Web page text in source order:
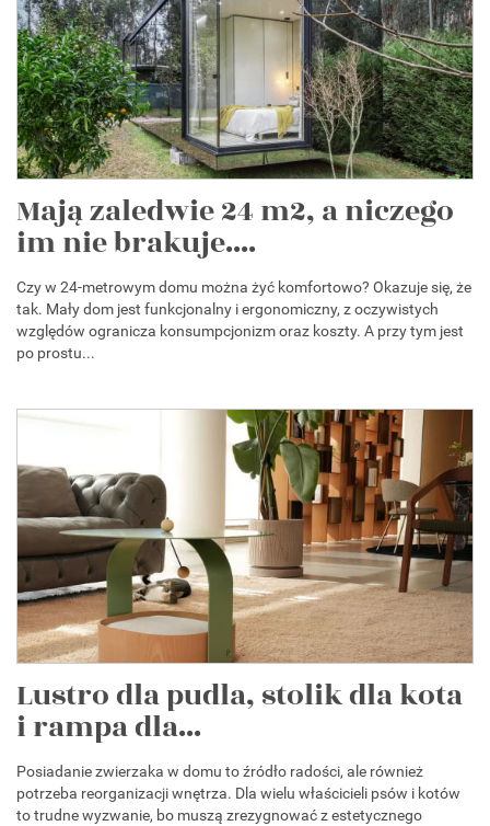
Mają zaledwie 24 m2, a niczego
im nie brakuje....
Czy w 24-metrowym domu można żyć komfortowo? Okazuje się, że
tak. Mały dom jest funkcjonalny i ergonomiczny, z oczywistych
względów ogranicza konsumpcjonizm oraz koszty. A przy tym jest
po prostu...
Lustro dla pudla, stolik dla kota
i rampa dla...
Posiadanie zwierzaka w domu to źródło radości, ale również
potrzeba reorganizacji wnętrza. Dla wielu właścicieli psów i kotów
to trudne wyzwanie, bo muszą zrezygnować z estetycznego